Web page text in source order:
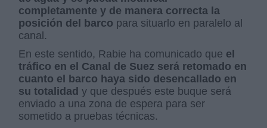
completamente y de manera correcta la
posición del barco para situarlo en paralelo al
canal.
En este sentido, Rabie ha comunicado que el
tráfico en el Canal de Suez será retomado en
cuanto el barco haya sido desencallado en
su totalidad y que después este buque será
enviado a una zona de espera para ser
sometido a pruebas técnicas.